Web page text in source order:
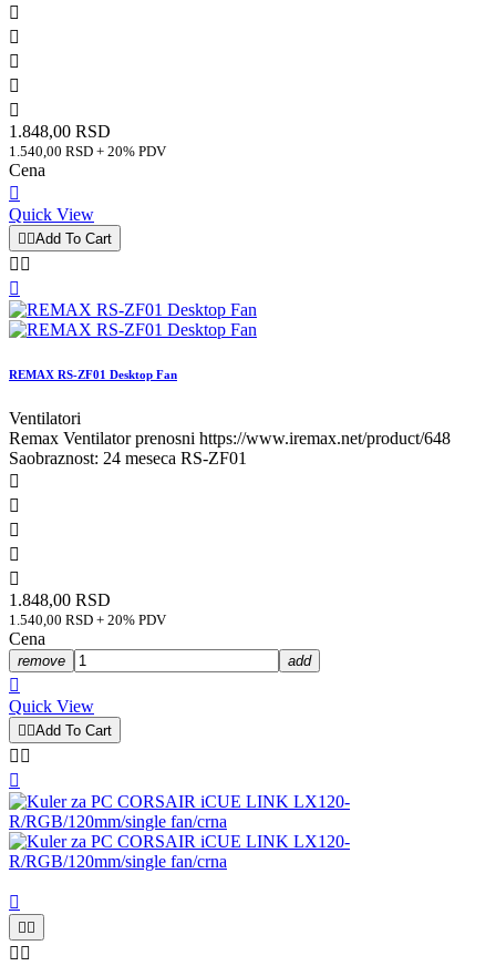





1.848,00 RSD
1.540,00 RSD + 20% PDV
Cena

Quick View
Add To Cart
 

REMAX RS-ZF01 Desktop Fan
Ventilatori
Remax Ventilator prenosni https://www.iremax.net/product/648
Saobraznost: 24 meseca RS-ZF01





1.848,00 RSD
1.540,00 RSD + 20% PDV
Cena
remove add

Quick View
Add To Cart
 



 